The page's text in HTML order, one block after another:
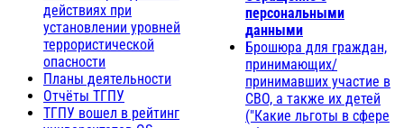
действиях при
установлении уровней
террористической
опасности
Планы деятельности
Отчёты ТГПУ
ТГПУ вошел в рейтинг
персональными
данными
Брошюра для граждан,
принимающих/
принимавших участие в
СВО, а также их детей
("Какие льготы в сфере